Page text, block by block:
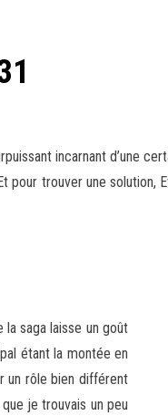
incarnant d’une
pour trouverune solution,
saga laisse un goût
étant la montée en
un rôle bien différent
je trouvais un peu